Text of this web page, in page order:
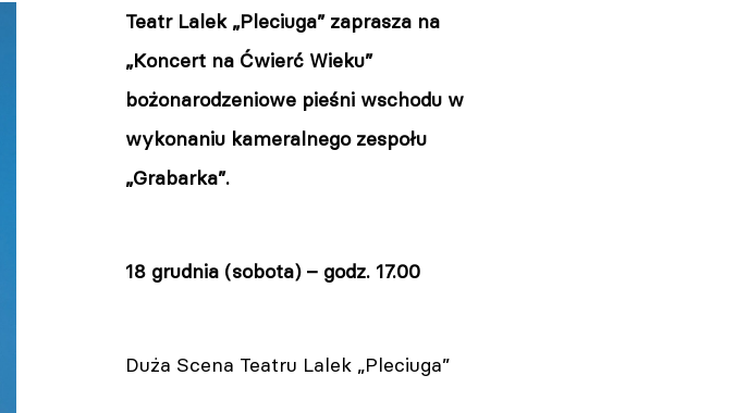
Teatr Lalek „Pleciuga” zaprasza na
„Koncert na Ćwierć Wieku”
bożonarodzeniowe pieśni wschodu w
wykonaniu kameralnego zespołu
„Grabarka”.
18 grudnia (sobota) – godz. 17.00
Duża Scena Teatru Lalek „Pleciuga”